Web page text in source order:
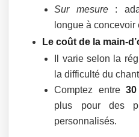
Sur mesure:
longue à concevoir
Le coût de la main-
Il varie selon la
la difficulté du
Comptez entre
plus pour des
personnalisés.